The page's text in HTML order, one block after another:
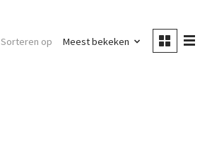
Sorteren op Meest bekeken